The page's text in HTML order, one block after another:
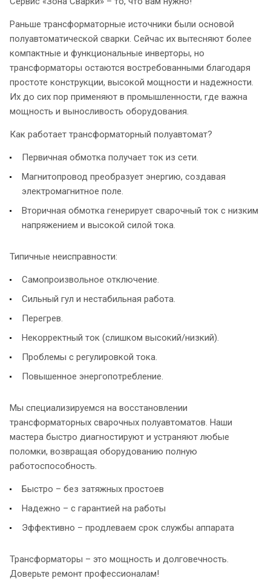
Раньше трансформаторные источники были основой
полуавтоматической сварки. Сейчас их вытесняют более
компактные и функциональные инверторы, но
трансформаторы остаются востребованными благодаря
простоте конструкции, высокой мощности и надежности.
Их до сих пор применяют в промышленности, где важна
мощность и выносливость оборудования.
Как работает трансформаторный полуавтомат?
Первичная обмотка получает ток из сети.
Магнитопровод преобразует энергию, создавая
электромагнитное поле.
Вторичная обмотка генерирует сварочный ток с низким
напряжением и высокой силой тока.
Типичные неисправности:
Самопроизвольное отключение.
Сильный гул и нестабильная работа.
Перегрев.
Некорректный ток (слишком высокий/низкий).
Проблемы с регулировкой тока.
Повышенное энергопотребление.
Мы специализируемся на восстановлении
трансформаторных сварочных полуавтоматов. Наши
мастера быстро диагностируют и устраняют любые
поломки, возвращая оборудованию полную
работоспособность.
Быстро – без затяжных простоев
Надежно – с гарантией на работы
Эффективно – продлеваем срок службы аппарата
Трансформаторы – это мощность и долговечность.
Доверьте ремонт профессионалам!